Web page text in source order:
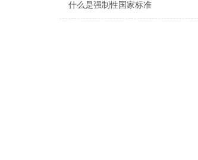
什么是强制性国家标准